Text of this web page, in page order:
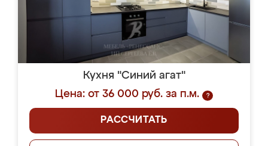
Кухня "Синий агат"
Цена: от 36 000 руб. за п.м.
?
РАССЧИТАТЬ